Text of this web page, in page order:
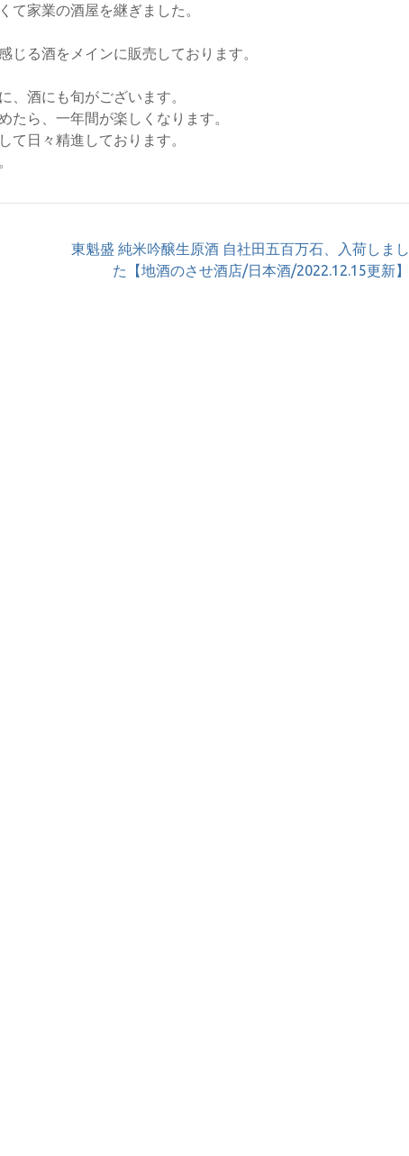
て家業の酒屋を継ぎました。
じる酒をメインに販売しております。
、酒にも旬がございます。
たら、一年間が楽しくなります。
て日々精進しております。
東魁盛 純米吟醸生原酒 自社田五百万石、入荷しまし
た【地酒のさせ酒店/日本酒/2022.12.15更新】